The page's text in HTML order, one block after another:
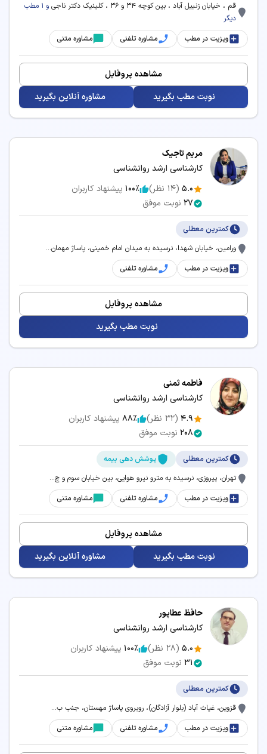
قم ، خیابان زنبیل آباد ، بین کوچه 34 و 36 ، کلینیک دکتر ناجی
و 1 مطب
دیگر
ویزیت در مطب
مشاوره تلفنی مشاوره متنی
مشاهده پروفایل
نوبت مطب بگیرید
مشاوره آنلاین بگیرید
مریم تاجیک
کارشناسی ارشد روانشناسی
5.0
(
14 نظر) 100٪ پیشنهاد کاربران
27 نوبت موفق
کمترین معطلی
ورامین، خیابان شهدا، نرسیده به میدان امام خمینی، پاساژ مهمان...
ویزیت در مطب
مشاوره تلفنی
مشاهده پروفایل
نوبت مطب بگیرید
فاطمه ثمنی
کارشناسی ارشد روانشناسی
4.9
(
32 نظر) 88٪ پیشنهاد کاربران
208 نوبت موفق
کمترین معطلی
پوشش دهی بیمه
تهران، پیروزی، نرسیده به مترو نیرو هوایی، بین خیابان سوم و چ...
ویزیت در مطب
مشاوره تلفنی مشاوره متنی
مشاهده پروفایل
نوبت مطب بگیرید
مشاوره آنلاین بگیرید
حافظ عطاپور
کارشناسی ارشد روانشناسی
5.0
(
28 نظر) 100٪ پیشنهاد کاربران
31 نوبت موفق
کمترین معطلی
قزوین، غیاث آباد (بلوار آزادگان)، روبروی پاساژ مهستان، جنب ب...
ویزیت در مطب
مشاوره تلفنی مشاوره متنی